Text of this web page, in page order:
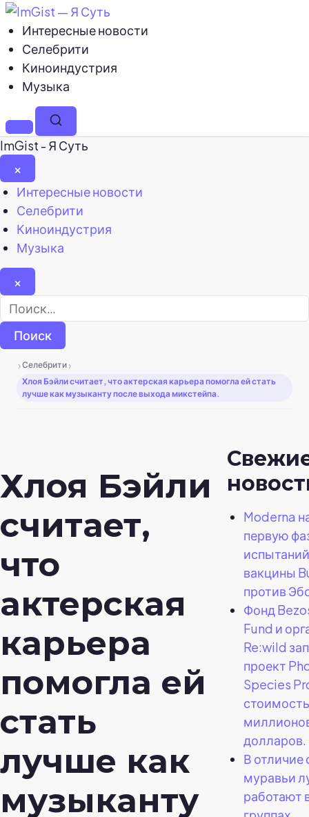
Интересные новости
Селебрити
Киноиндустрия
Музыка
МенюПоиск
ImGist - Я Суть
×
Закрыть
меню
Интересные новости
Селебрити
Киноиндустрия
Музыка
×
Найти:
›Селебрити ›
Хлоя Бэйли считает, что актерская карьера помогла ей стать
лучше как музыканту после выхода микстейпа.
Хлоя Бэйли
считает,
что
актерская
карьера
помогла ей
стать
лучше как
музыканту
Moderna
первую
вакцины
против
Фонд
Fund и
Re:wild
проект
Species
долларов.
В отличие
муравьи
работают